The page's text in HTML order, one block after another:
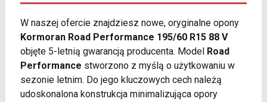
W naszej ofercie znajdziesz nowe, oryginalne opony
Kormoran Road Performance 195/60 R15 88 V
objęte 5-letnią gwarancją producenta. Model Road
Performance stworzono z myślą o użytkowaniu w
sezonie letnim. Do jego kluczowych cech należą
udoskonalona konstrukcja minimalizująca opory